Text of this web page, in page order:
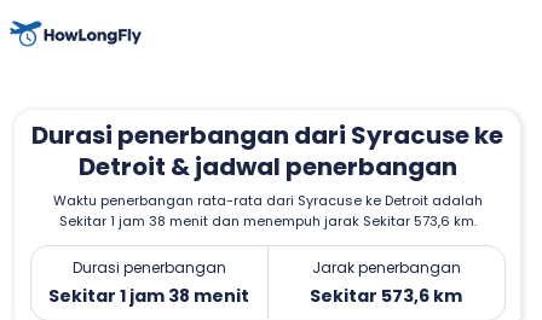
Durasi penerbangan dari Syracuse ke
Detroit & jadwal penerbangan
Waktu penerbangan rata-rata dari Syracuse ke Detroit adalah
Sekitar 1 jam 38 menit dan menempuh jarak Sekitar 573,6 km.
Durasi penerbangan
Sekitar 1 jam 38 menit
Jarak penerbangan
Sekitar 573,6 km